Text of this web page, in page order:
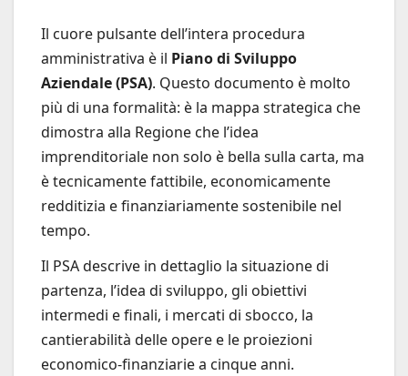
Il cuore pulsante dell’intera procedura
amministrativa è il Piano di Sviluppo
Aziendale (PSA). Questo documento è molto
più di una formalità: è la mappa strategica che
dimostra alla Regione che l’idea
imprenditoriale non solo è bella sulla carta, ma
è tecnicamente fattibile, economicamente
redditizia e finanziariamente sostenibile nel
tempo.
Il PSA descrive in dettaglio la situazione di
partenza, l’idea di sviluppo, gli obiettivi
intermedi e finali, i mercati di sbocco, la
cantierabilità delle opere e le proiezioni
economico-finanziarie a cinque anni.